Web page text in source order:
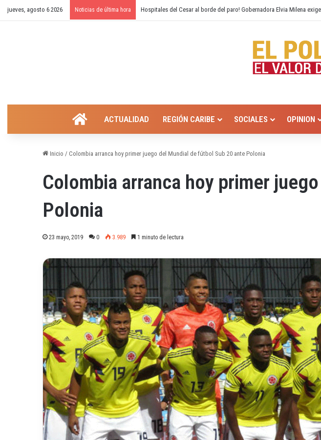
jueves, agosto 6 2026 Noticias de última hora ¿Cierre temporal del balneario Hurtado? Alcaldía de Valledupar
INICIOACTUALIDAD REGIÓN CARIBE SOCIALES OPINION
Inicio / Colombia arranca hoy primer juego del Mundial de fútbol Sub 20 ante Polonia
Colombia arranca hoy primer
Polonia
23 mayo, 2019 0 3.989 1 minuto de lectura